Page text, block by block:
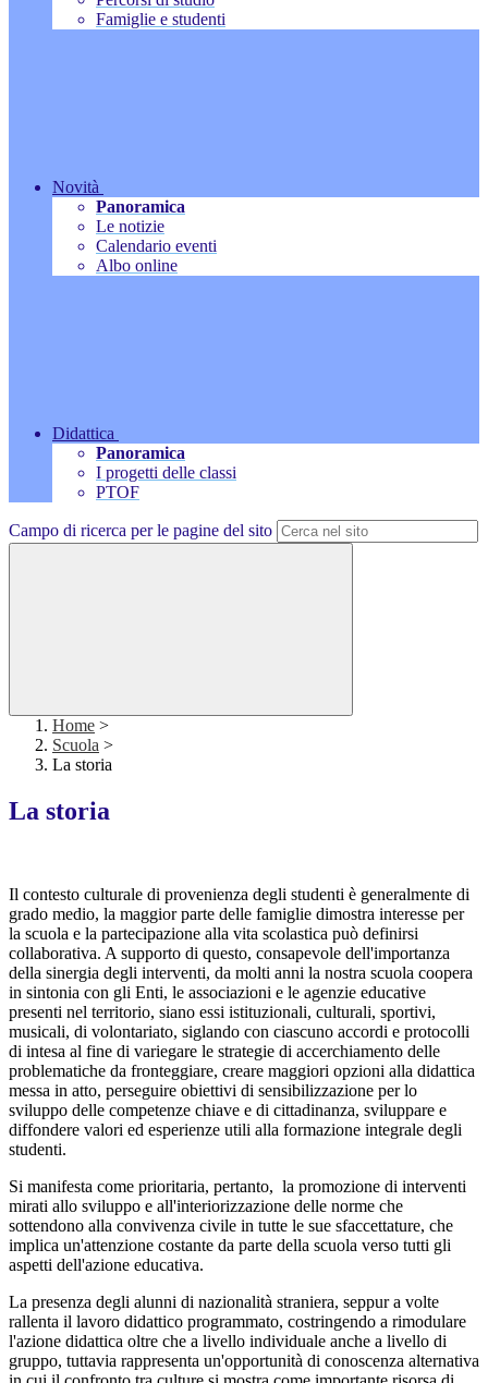
Famiglie e studenti
Novità
Panoramica
Le notizie
Calendario eventi
Albo online
Didattica
Panoramica
I progetti delle classi
PTOF
Campo di ricerca per le pagine del sito
Home >
Scuola >
La storia
La storia
Il contesto culturale di provenienza degli studenti è generalmente di
grado medio, la maggior parte delle famiglie dimostra interesse per
la scuola e la partecipazione alla vita scolastica può definirsi
collaborativa. A supporto di questo, consapevole dell'importanza
della sinergia degli interventi, da molti anni la nostra scuola coopera
in sintonia con gli Enti, le associazioni e le agenzie educative
presenti nel territorio, siano essi istituzionali, culturali, sportivi,
musicali, di volontariato, siglando con ciascuno accordi e protocolli
di intesa al fine di variegare le strategie di accerchiamento delle
problematiche da fronteggiare, creare maggiori opzioni alla didattica
messa in atto, perseguire obiettivi di sensibilizzazione per lo
sviluppo delle competenze chiave e di cittadinanza, sviluppare e
diffondere valori ed esperienze utili alla formazione integrale degli
studenti.
Si manifesta come prioritaria, pertanto, la promozione di interventi
mirati allo sviluppo e all'interiorizzazione delle norme che
sottendono alla convivenza civile in tutte le sue sfaccettature, che
implica un'attenzione costante da parte della scuola verso tutti gli
aspetti dell'azione educativa.
La presenza degli alunni di nazionalità straniera, seppur a volte
rallenta il lavoro didattico programmato, costringendo a rimodulare
l'azione didattica oltre che a livello individuale anche a livello di
gruppo, tuttavia rappresenta un'opportunità di conoscenza alternativa